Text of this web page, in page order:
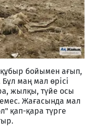
бойымен ағып,
маң мал өрісі
жылқы, түйе осы
Жағасында мал
қап-қара түрге